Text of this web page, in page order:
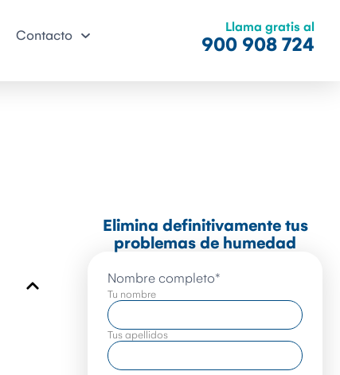
Contacto
Llama gratis al
900 908 724
Elimina definitivamente tus
problemas de humedad
Nombre completo*
Tu nombre
Tus apellidos